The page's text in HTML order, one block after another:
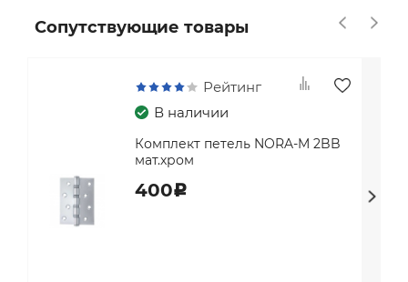
Сопутствующие товары
Рейтинг
В наличии
Комплект петель NORA-M 2BB
мат.хром
400c